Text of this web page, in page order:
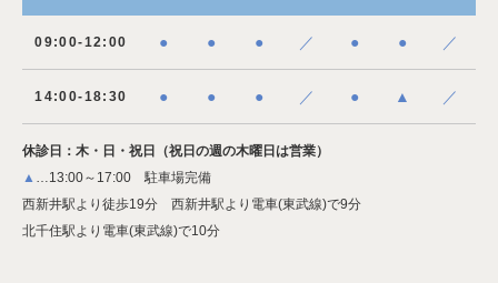
09:00-12:00 ● ● ● ／ ● ● ／
14:00-18:30 ● ● ● ／ ● ▲ ／
休診日：木・日・祝日（祝日の週の木曜日は営業）
▲ …13:00～17:00 駐車場完備
西新井駅より徒歩19分 西新井駅より電車(東武線)で9分
北千住駅より電車(東武線)で10分